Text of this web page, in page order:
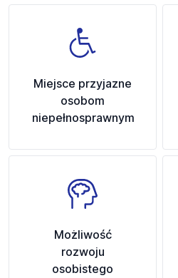
Miejsce przyjazne
osobom
niepełnosprawnym
Możliwość
rozwoju
osobistego